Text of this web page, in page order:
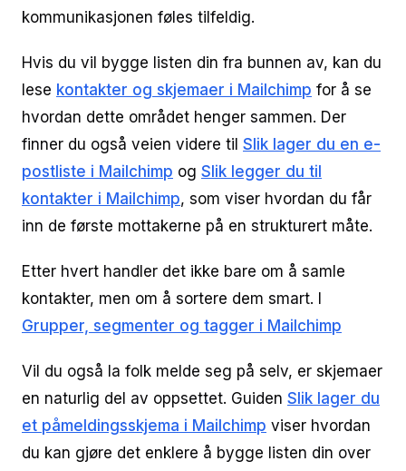
kommunikasjonen føles tilfeldig.
Hvis du vil bygge listen din fra bunnen av, kan du
lese kontakter og skjemaer i Mailchimp for å se
hvordan dette området henger sammen. Der
finner du også veien videre til Slik lager du en e-
postliste i Mailchimp og Slik legger du til
kontakter i Mailchimp, som viser hvordan du får
inn de første mottakerne på en strukturert måte.
Etter hvert handler det ikke bare om å samle
kontakter, men om å sortere dem smart. I
Grupper, segmenter og tagger i Mailchimp
Vil du også la folk melde seg på selv, er skjemaer
en naturlig del av oppsettet. Guiden Slik lager du
et påmeldingsskjema i Mailchimp viser hvordan
du kan gjøre det enklere å bygge listen din over